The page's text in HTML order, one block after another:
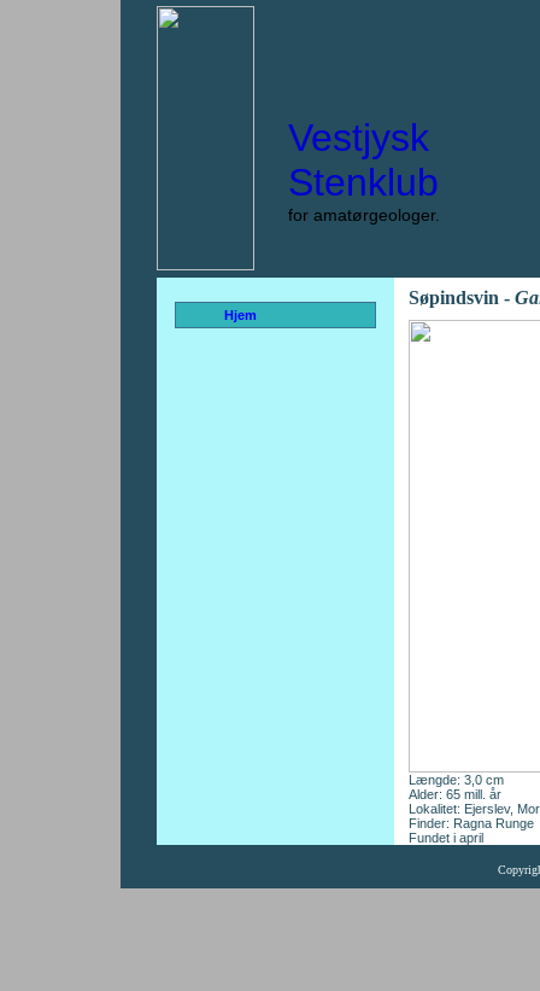
Vestjysk
Stenklub
for amatørgeologer.
Hjem
Søpindsvin -
Længde: 3,0 cm
Alder: 65 mill. år
Lokalitet: Ejerslev,
Finder: Ragna Runge
Fundet i april